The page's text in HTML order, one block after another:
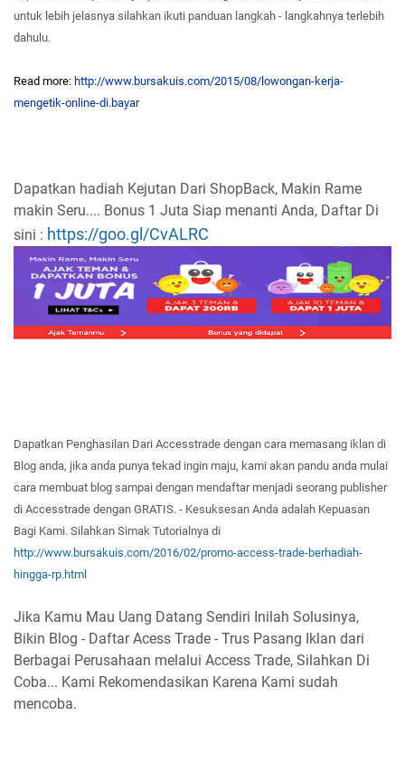
untuk lebih jelasnya silahkan ikuti panduan langkah - langkahnya terlebih
dahulu.
Read more: http://www.bursakuis.com/2015/08/lowongan-kerja-
mengetik-online-di.bayar
Dapatkan hadiah Kejutan Dari ShopBack, Makin Rame
makin Seru.... Bonus 1 Juta Siap menanti Anda, Daftar Di
sini : https://goo.gl/CvALRC
Dapatkan Penghasilan Dari Accesstrade dengan cara memasang iklan di
Blog anda, jika anda punya tekad ingin maju, kami akan pandu anda mulai
cara membuat b log sampai dengan mendaftar menjadi seorang publisher
di Accesstrade dengan GRATIS. - Kesuksesan Anda adalah Kepuasan
Bagi Kami. Silahkan Simak Tutorialnya di
http://www.bursakuis.com/2016/02/promo-access-trade-berhadiah-
hingga-rp.html
Jika Kamu Mau Uang Datang Sendiri Inilah Solusinya,
Bikin Blog - Daftar Acess Trade - Trus Pasang Iklan dari
Berbagai Perusahaan melalui Access Trade, Silahkan Di
Coba... Kami Rekomendasikan Karena Kami sudah
mencoba.